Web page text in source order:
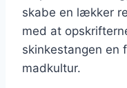
skabe en lækker
med at
skinkestangen en
madkultur.